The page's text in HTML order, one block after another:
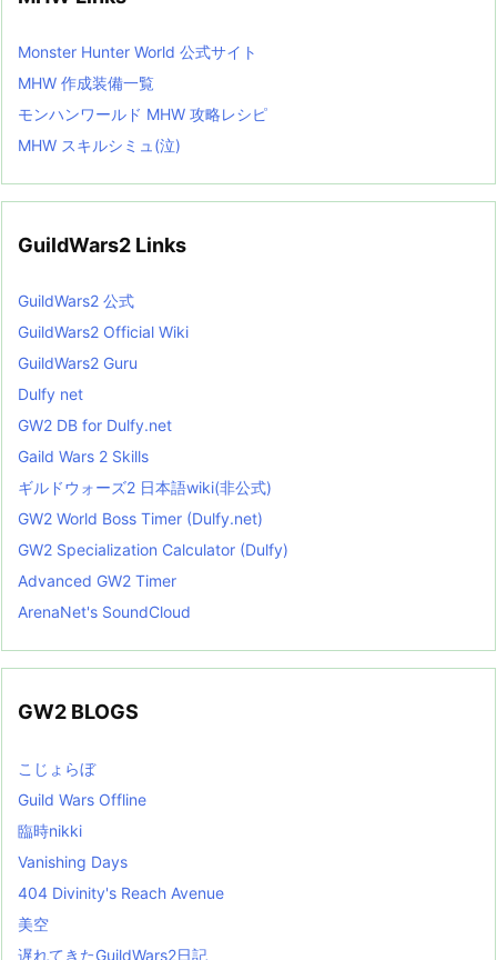
Monster Hunter World 公式サイト
MHW 作成装備一覧
モンハンワールド MHW 攻略レシピ
MHW スキルシミュ(泣)
GuildWars2 Links
GuildWars2 公式
GuildWars2 Official Wiki
GuildWars2 Guru
Dulfy net
GW2 DB for Dulfy.net
Gaild Wars 2 Skills
ギルドウォーズ2 日本語wiki(非公式)
GW2 World Boss Timer (Dulfy.net)
GW2 Specialization Calculator (Dulfy)
Advanced GW2 Timer
ArenaNet's SoundCloud
GW2 BLOGS
こじょらぼ
Guild Wars Offline
臨時nikki
Vanishing Days
404 Divinity's Reach Avenue
美空
遅れてきたGuildWars2日記